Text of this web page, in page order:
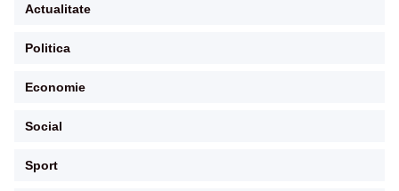
Actualitate
Politica
Economie
Social
Sport